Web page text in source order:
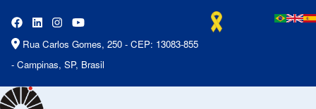
Rua Carlos Gomes, 250 - CEP: 13083-855
- Campinas, SP, Brasil